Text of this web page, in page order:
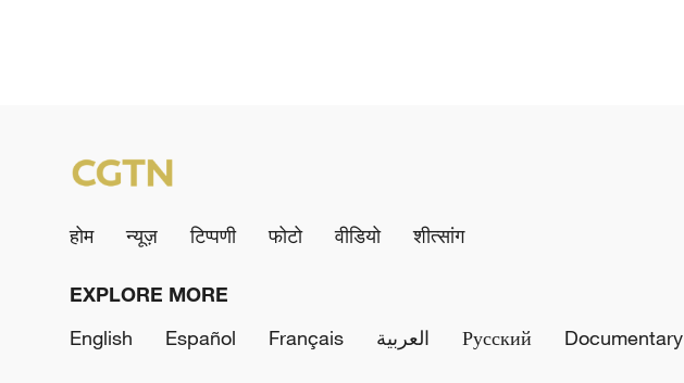
होम न्यूज़ टिप्पणी फोटो वीडियो शीत्सांग
EXPLORE MORE
English
Español Français العربية Русский Documentary